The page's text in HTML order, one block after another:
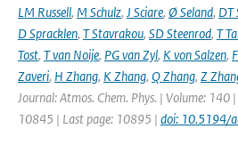
LM Russell, M Schulz, J Sciare, Ø Seland, DT
D Spracklen, T Stavrakou, SD Steenrod, T
Tost, T van Noije, PG van Zyl, K von Salzen,
Zaveri, H Zhang, K Zhang, Q Zhang, Z
Journal: Atmos. Chem. Phys. | Volume: 140
10845 | Last page: 10895 | doi: 10.5194/